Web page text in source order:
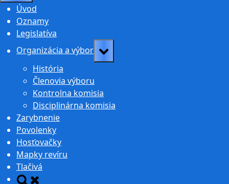
Úvod
Oznamy
Legislatíva
Organizácia a výbor Toggle
sub-
História
Členovia výboru
Kontrolna komisia
Disciplinárna komisia
Zarybnenie
Povolenky
Hosťovačky
Mapky revíru
Tlačivá
Toggle